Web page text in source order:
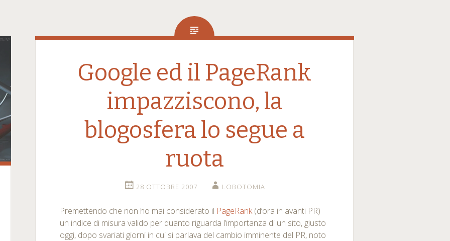
Google ed il PageRank
impazziscono, la
blogosfera lo segue a
ruota
28 OTTOBRE 2007 LOBOTOMIA
Premettendo che non ho mai considerato il PageRank(d’ora in avanti PR)
un indice di misura valido per quanto riguarda l’importanza di un sito, giusto
oggi, dopo svariati giorni in cui si parlava del cambio imminente del PR, noto